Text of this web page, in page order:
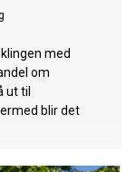
med
om
ut til
blir det